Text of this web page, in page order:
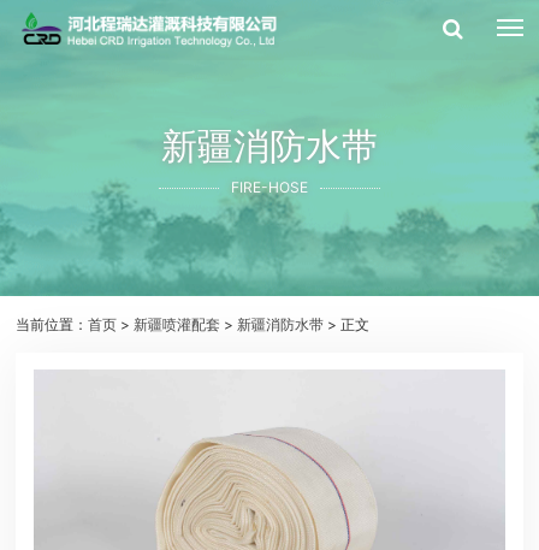
新疆消防水带
FIRE-HOSE
当前位置：首页 > 新疆喷灌配套 > 新疆消防水带 > 正文